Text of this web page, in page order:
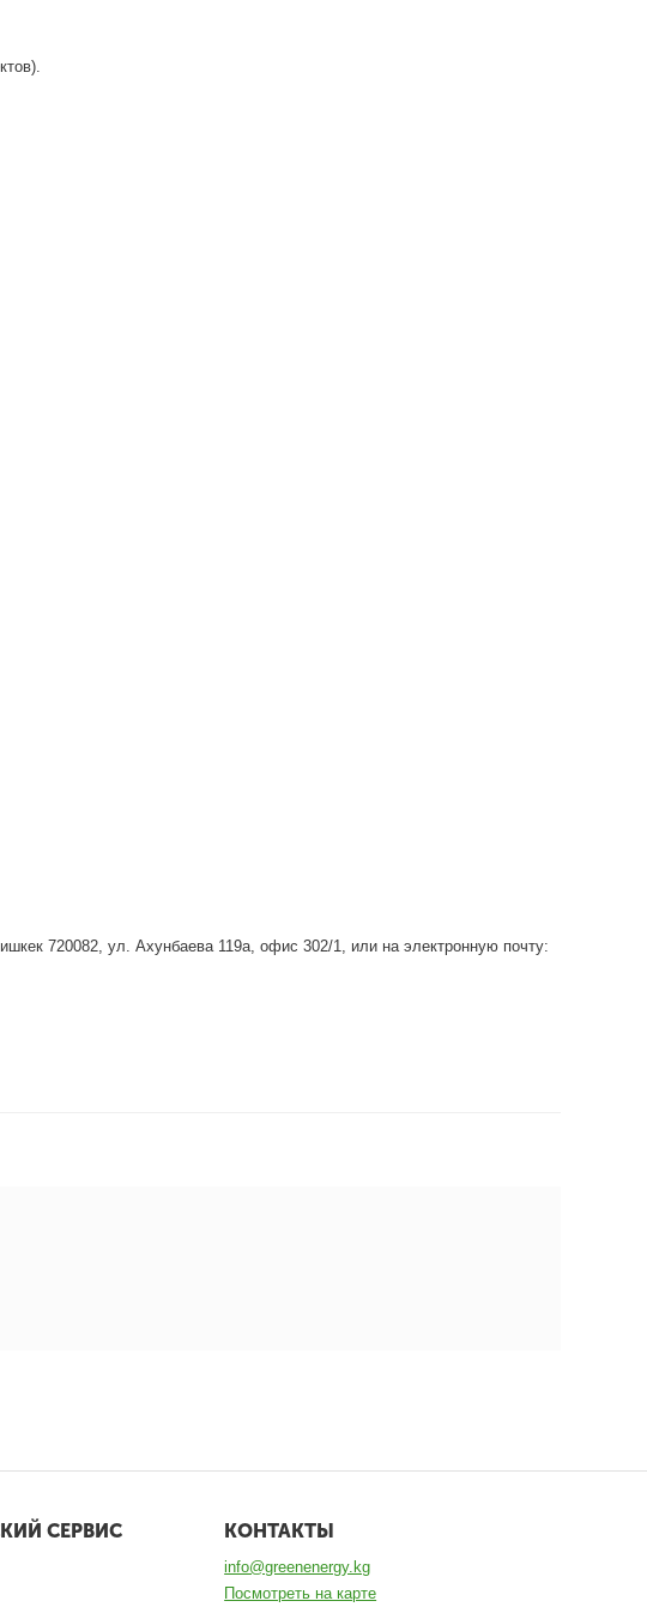
720082, ул. Ахунбаева 119а, офис 302/1, или на электронную почту:
СЕРВИС КОНТАКТЫ
info@greenenergy.kg
Посмотреть на карте